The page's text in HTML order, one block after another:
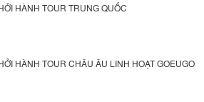
HÀNH TOUR TRUNG QUỐC
HÀNH TOUR CHÂU ÂU LINH HOẠT GOEUGO